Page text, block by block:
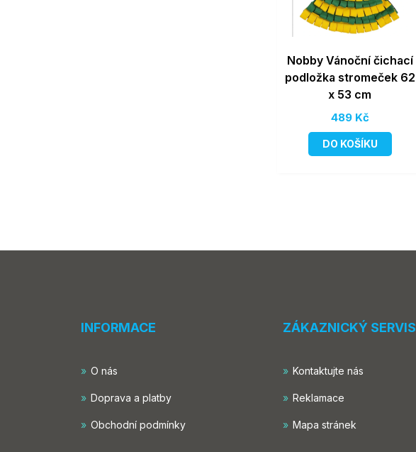
Nobby Vánoční čichací
podložka stromeček 62
x 53 cm
489 Kč
DO KOŠÍKU
INFORMACE
O nás
Doprava a platby
Obchodní podmínky
ZÁKAZNICKÝ SERVIS
Kontaktujte nás
Reklamace
Mapa stránek